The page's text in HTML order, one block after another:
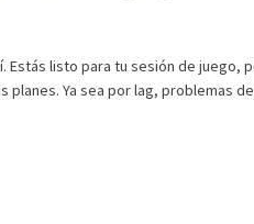
Estás listo para tu sesión de juego,
planes. Ya sea por lag, problemas